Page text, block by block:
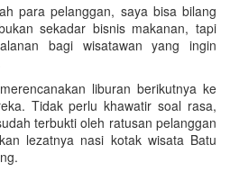
para pelanggan, saya bisa bilang
sekadar bisnis makanan, tapi
bagi wisatawan yang ingin
liburan berikutnya ke
Tidak perlu khawatir soal rasa,
terbukti oleh ratusan pelanggan
lezatnya nasi kotak wisata Batu